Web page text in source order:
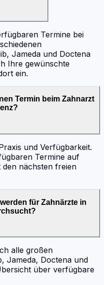
Termine bei
Jameda und Doctena
Ihre gewünschte
ein.
Termin beim Zahnarzt
und Verfügbarkeit.
Termine auf
nächsten freien
für Zahnärzte in
alle großen
Jameda, Doctena und
über verfügbare